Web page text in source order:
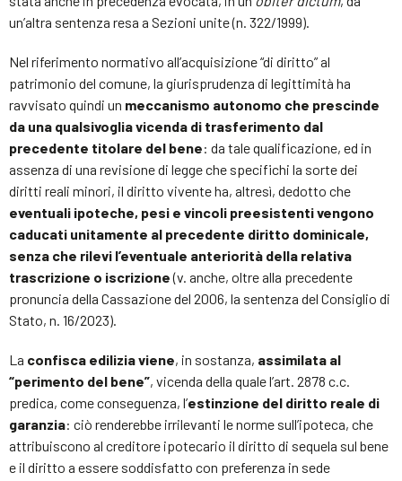
un’altra sentenza resa a Sezioni unite (n. 322/1999).
Nel riferimento normativo all’acquisizione “di diritto” al
patrimonio del comune, la giurisprudenza di legittimità ha
ravvisato quindi un meccanismo autonomo che prescinde
da una qualsivoglia vicenda di trasferimento dal
precedente titolare del bene: da tale qualificazione, ed in
assenza di una revisione di legge che specifichi la sorte dei
diritti reali minori, il diritto vivente ha, altresì, dedotto che
eventuali ipoteche, pesi e vincoli preesistenti vengono
caducati unitamente al precedente diritto dominicale,
senza che rilevi l’eventuale anteriorità della relativa
trascrizione o iscrizione(v. anche, oltre alla precedente
pronuncia della Cassazione del 2006, la sentenza del Consiglio di
Stato, n. 16/2023).
La confisca edilizia viene, in sostanza, assimilata al
“perimento del bene”, vicenda della quale l’art. 2878 c.c.
predica, come conseguenza, l’estinzione del diritto reale di
garanzia: ciò renderebbe irrilevanti le norme sull’ipoteca, che
attribuiscono al creditore ipotecario il diritto di sequela sul bene
e il diritto a essere soddisfatto con preferenza in sede